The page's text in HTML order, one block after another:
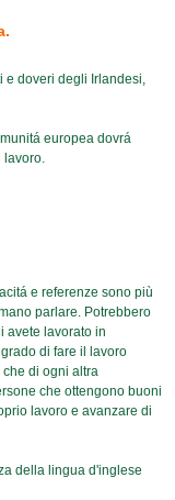
doveri degli Irlandesi,
europea dovrá
e referenze sono più
parlare. Potrebbero
avete lavorato in
di fare il lavoro
di ogni altra
che ottengono buoni
lavoro e avanzare di
della lingua d'inglese